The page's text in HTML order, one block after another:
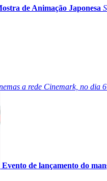
de Animação Japonesa
a rede Cinemark, no dia
Evento de lançamento do